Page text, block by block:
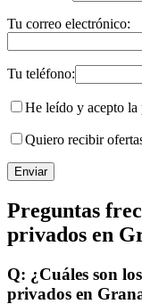
Tu correo electrónico:
Tu teléfono:
He leído y acepto
Quiero recibir
Preguntas
privados en
Q: ¿Cuáles son
privados en